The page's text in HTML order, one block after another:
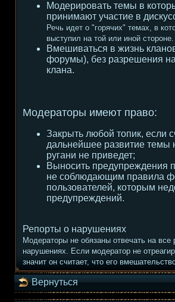
Модерировать темы в
принимают участие в
Речь идет о "горячих" темах, в
выступил на той или иной стороне.
Вмешиваться в жизнь
форумы), без разрешения
клана.
Модераторы имеют право:
Закрыть любой топик, если
дальнейшее развитие темы
ругани не приведет;
Выносить предупреждения
не соблюдающим правила
пользователей, которым
предупреждений.
Репорты о нарушениях
Модераторы не обязаны отвечать на все
нарушениях. Если модератор не
значит он считает, что его
Вернуться